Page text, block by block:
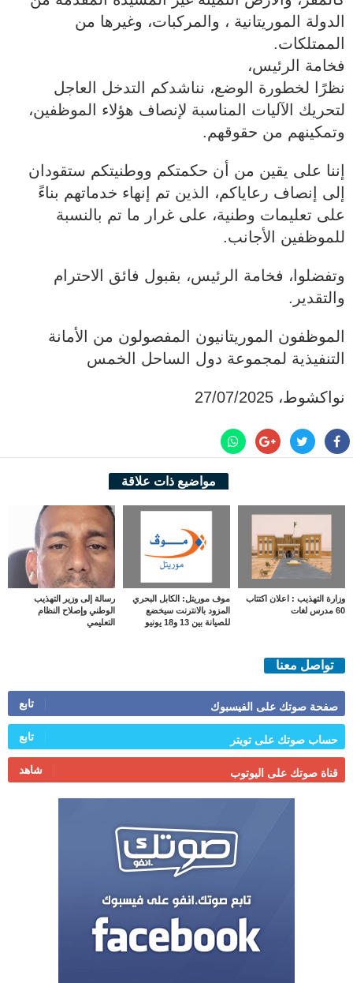
الدولة الموريتانية ، والمركبات، وغيرها من
الممتلكات.
فخامة الرئيس،
نظرًا لخطورة الوضع، نناشدكم التدخل العاجل
لتحريك الآليات المناسبة لإنصاف هؤلاء الموظفين،
وتمكينهم من حقوقهم.
إننا على يقين من أن حكمتكم ووطنيتكم ستقودان
إلى إنصاف رعاياكم، الذين تم إنهاء خدماتهم بناءً
على تعليمات وطنية، على غرار ما تم بالنسبة
للموظفين الأجانب.
وتفضلوا، فخامة الرئيس، بقبول فائق الاحترام
والتقدير.
الموظفون الموريتانيون المفصولون من الأمانة
التنفيذية لمجموعة دول الساحل الخمس
نواكشوط، 27/07/2025
مواضيع ذات علاقة
وزارة التهذيب : اعلان اكتتاب
60 مدرس لغات
موف موريتل: الكابل البحري
المزود بالانترنت سيخضع
للصيانة بين 13 و18 يونيو
رسالة إلى وزير التهذيب
الوطني وإصلاح النظام
التعليمي
تواصل معنا
صفحة صوتك على الفيسبوك تابع
حساب صوتك على تويتر تابع
قناة صوتك على اليوتوب شاهد